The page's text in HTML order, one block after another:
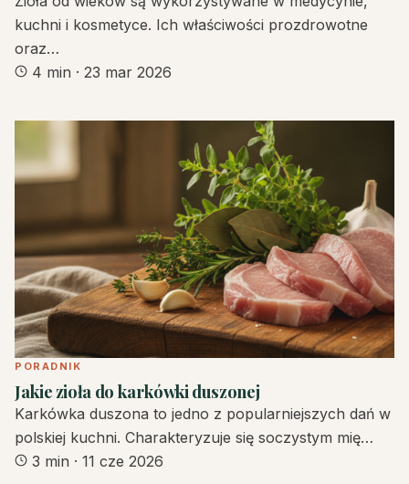
kuchni i kosmetyce. Ich właściwości prozdrowotne
oraz…
4 min · 23 mar 2026
PORADNIK
Jakie zioła do karkówki duszonej
Karkówka duszona to jedno z popularniejszych dań w
polskiej kuchni. Charakteryzuje się soczystym mię…
3 min · 11 cze 2026